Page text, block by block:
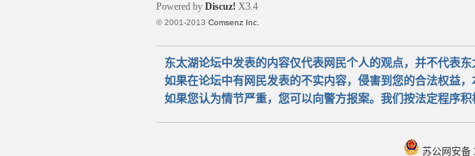
Powered by Discuz! X3.4
© 2001-2013 Comsenz Inc.
东太湖论坛中发表的内容仅代表网民个人的观点，并不代表东
如果在论坛中有网民发表的不实内容，侵害到您的合法权益，
如果您认为情节严重，您可以向警方报案。我们按法定程序积
苏公网安备